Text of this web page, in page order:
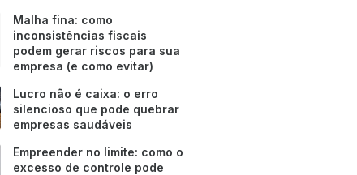
Malha fina: como
inconsistências fiscais
podem gerar riscos para sua
empresa (e como evitar)
Lucro não é caixa: o erro
silencioso que pode quebrar
empresas saudáveis
Empreender no limite: como o
excesso de controle pode